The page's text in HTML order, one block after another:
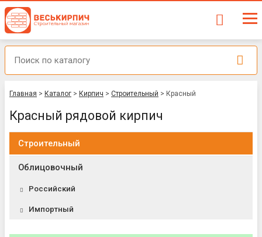
Главная > Каталог > Кирпич > Строительный > Красный
Красный рядовой кирпич
Строительный
Облицовочный
Российский
Импортный